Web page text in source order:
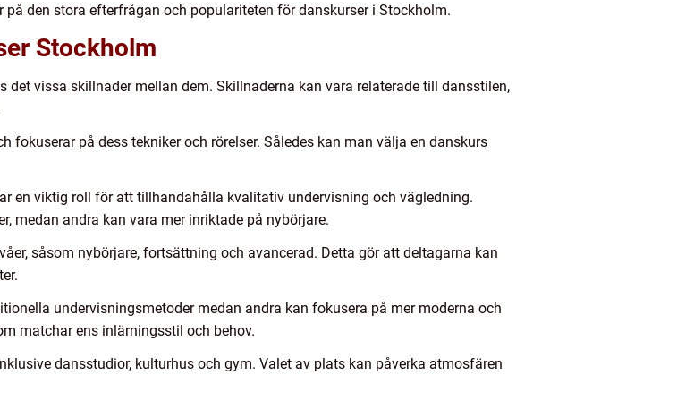
den stora efterfrågan och populariteten för danskurser i Stockholm.
Stockholm
det vissa skillnader mellan dem. Skillnaderna kan vara relaterade till dansstilen,
fokuserar på dess tekniker och rörelser. Således kan man välja en danskurs
en viktig roll för att tillhandahålla kvalitativ undervisning och vägledning.
medan andra kan vara mer inriktade på nybörjare.
såsom nybörjare, fortsättning och avancerad. Detta gör att deltagarna kan
undervisningsmetoder medan andra kan fokusera på mer moderna och
matchar ens inlärningsstil och behov.
dansstudior, kulturhus och gym. Valet av plats kan påverka atmosfären